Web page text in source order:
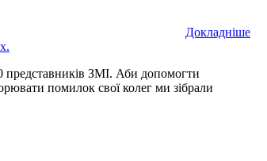
Докладнiше
представників ЗМІ. Аби допомогти
помилок свої колег ми зібрали